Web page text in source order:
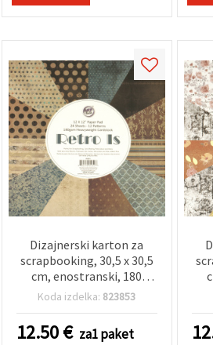
Dizajnerski karton za
scrapbooking, 30,5 x 30,5
cm, enostranski, 180
g/m², komplet 12
listov
Koda izdelka: 823853
12.50€ za1 paket